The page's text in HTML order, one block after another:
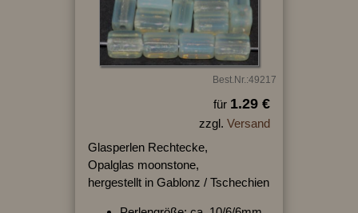
Best.Nr.:49217
für 1.29 €
zzgl. Versand
Glasperlen Rechtecke,
Opalglas moonstone,
hergestellt in Gablonz / Tschechien